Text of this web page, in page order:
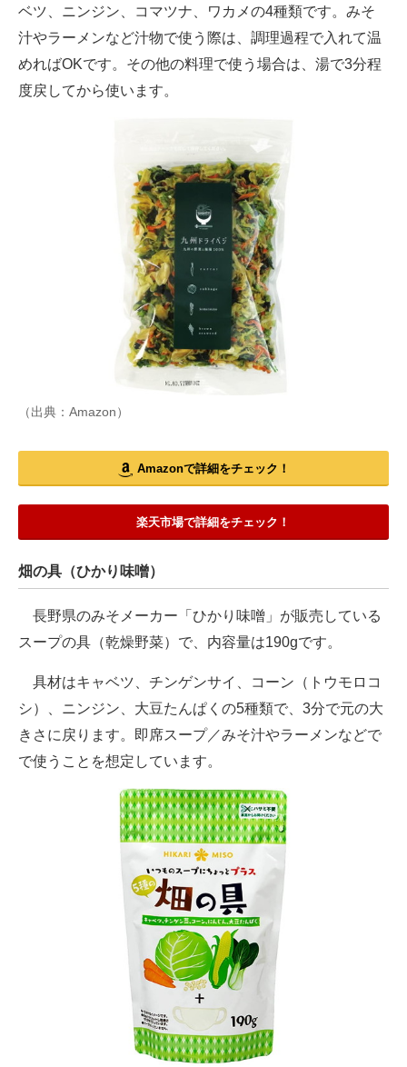
ベツ、ニンジン、コマツナ、ワカメの4種類です。みそ
汁やラーメンなど汁物で使う際は、調理過程で入れて温
めればOKです。その他の料理で使う場合は、湯で3分程
度戻してから使います。
（出典：Amazon）
Amazonで詳細をチェック！
楽天市場で詳細をチェック！
畑の具（ひかり味噌）
長野県のみそメーカー「ひかり味噌」が販売している
スープの具（乾燥野菜）で、内容量は190gです。
具材はキャベツ、チンゲンサイ、コーン（トウモロコ
シ）、ニンジン、大豆たんぱくの5種類で、3分で元の大
きさに戻ります。即席スープ／みそ汁やラーメンなどで
で使うことを想定しています。